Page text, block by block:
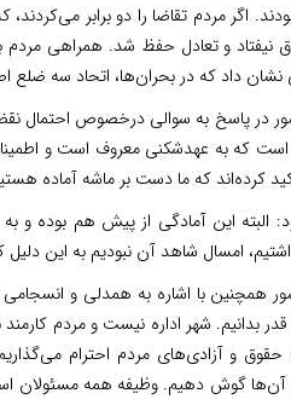
اگر مردم تقاضا را دو برابر
نیفتاد و تعادل حفظ شد. همراهی
نشان داد که در بحران‌ها، اتحاد سه
در پاسخ به سوالی درخصوص احتمال
که به عهدشکنی معروف است و
کرده‌اند که ما دست بر ماشه آماده
البته این آمادگی از پیش هم بوده
امسال شاهد آن نبودیم به این
قدر بدانیم. شهر اداره نیست و مردم
حقوق و آزادی‌های مردم احترام
آن‌ها گوش دهیم. وظیفه همه مسئولان